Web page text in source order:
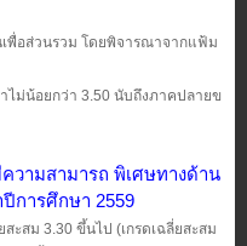
อส่วนรวม โดยพิจารณาจากแฟ้ม
น้อยกว่า 3.50 นับถึงภาคปลายข
วามสามารถ พิเศษทางด้าน
การศึกษา 2559
ะสม 3.30 ขึ้นไป (เกรดเฉลี่ยสะสม